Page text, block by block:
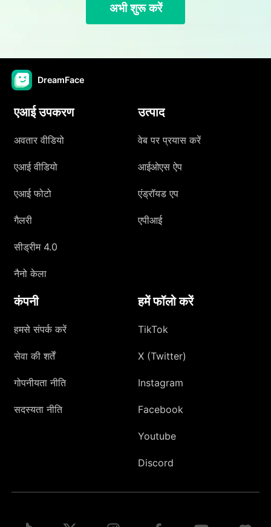
अभी शुरू करें
DreamFace
एआई उपकरण
अवतार वीडियो
एआई वीडियो
एआई फोटो
गैलरी
सीड्रीम 4.0
नैनो केला
उत्पाद
वेब पर प्रयास करें
आईओएस ऐप
एंड्रॉयड एप
एपीआई
कंपनी
हमसे संपर्क करें
सेवा की शर्तें
गोपनीयता नीति
सदस्यता नीति
हमें फॉलो करें
TikTok
X (Twitter)
Instagram
Facebook
Youtube
Discord